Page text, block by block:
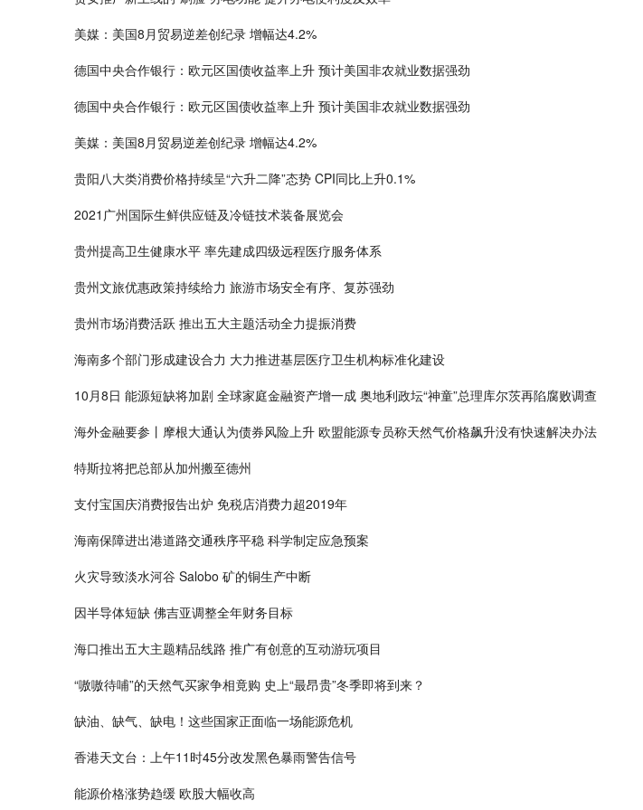
美媒：美国8月贸易逆差创纪录 增幅达4.2%
德国中央合作银行：欧元区国债收益率上升 预计美国非农就业数据强劲
德国中央合作银行：欧元区国债收益率上升 预计美国非农就业数据强劲
美媒：美国8月贸易逆差创纪录 增幅达4.2%
贵阳八大类消费价格持续呈“六升二降”态势 CPI同比上升0.1%
2021广州国际生鲜供应链及冷链技术装备展览会
贵州提高卫生健康水平 率先建成四级远程医疗服务体系
贵州文旅优惠政策持续给力 旅游市场安全有序、复苏强劲
贵州市场消费活跃 推出五大主题活动全力提振消费
海南多个部门形成建设合力 大力推进基层医疗卫生机构标准化建设
10月8日 能源短缺将加剧 全球家庭金融资产增一成 奥地利政坛“神童”总理库尔茨再陷腐败调查
海外金融要参丨摩根大通认为债券风险上升 欧盟能源专员称天然气价格飙升没有快速解决办法
特斯拉将把总部从加州搬至德州
支付宝国庆消费报告出炉 免税店消费力超2019年
海南保障进出港道路交通秩序平稳 科学制定应急预案
火灾导致淡水河谷 Salobo 矿的铜生产中断
因半导体短缺 佛吉亚调整全年财务目标
海口推出五大主题精品线路 推广有创意的互动游玩项目
“嗷嗷待哺”的天然气买家争相竟购 史上“最昂贵”冬季即将到来？
缺油、缺气、缺电！这些国家正面临一场能源危机
香港天文台：上午11时45分改发黑色暴雨警告信号
能源价格涨势趋缓 欧股大幅收高